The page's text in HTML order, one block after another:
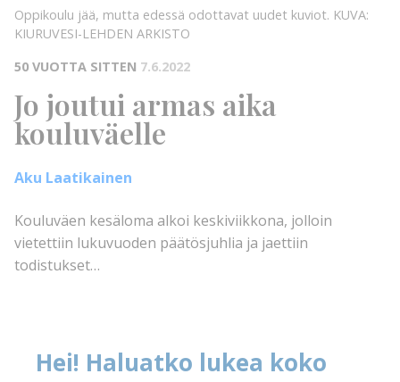
Oppikoulu jää, mutta edessä odottavat uudet kuviot. KUVA:
KIURUVESI-LEHDEN ARKISTO
50 VUOTTA SITTEN 7.6.2022
Jo joutui armas aika
kouluväelle
Aku Laatikainen
Kouluväen kesäloma alkoi keskiviikkona, jolloin
vietettiin lukuvuoden päätösjuhlia ja jaettiin
todistukset…
Hei! Haluatko lukea koko